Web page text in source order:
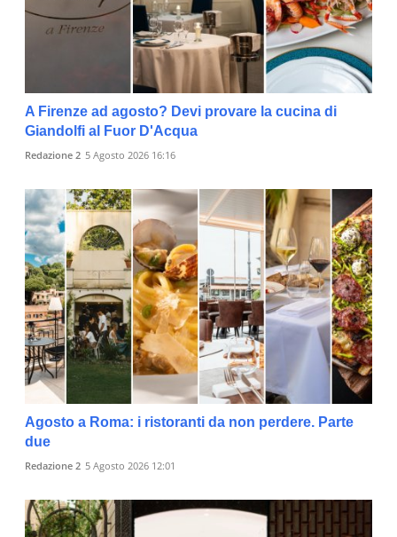
A Firenze ad agosto? Devi provare la cucina di
Giandolfi al Fuor D'Acqua
Redazione 2 5 Agosto 2026 16:16
Agosto a Roma: i ristoranti da non perdere. Parte
due
Redazione 2 5 Agosto 2026 12:01